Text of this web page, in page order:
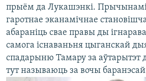
прыём да Лукашэнкі.
гаротнае эканамічнае
абараніць свае правы ды
самога існаваньня цыганскай
спадарыню Тамару за аўтарытэт
тут называюць за вочы